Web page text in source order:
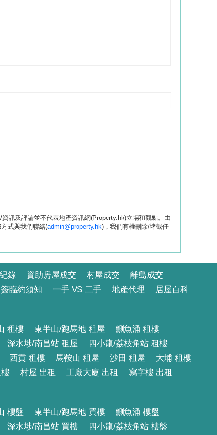
訊及評論並不代表地產資訊網(Property.hk)立場和觀點。由
式與我們聯絡(admin@property.hk)，我們有權刪除/堵截任
錄 資助房屋成交 村屋成交
離島成交
簽臨約須知
一手 VS 二手 地產代理 居屋百科
租樓 東半山/跑馬地 租屋
鰂魚涌 租樓
深水埗/南昌站 租屋
四小龍/荔枝角站 租樓
西貢 租樓
馬鞍山 租屋 沙田 租屋
大埔 租樓
村屋 出租 工廠大廈 出租 寫字樓 出租
樓盤 東半山/跑馬地 買樓
鰂魚涌 樓盤
深水埗/南昌站 買樓
四小龍/荔枝角站 樓盤